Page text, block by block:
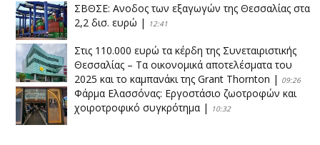
ΣΒΘΣΕ: Aνοδος των εξαγωγών της Θεσσαλίας στα
2,2 δισ. ευρώ | 12:41
Στις 110.000 ευρώ τα κέρδη της Συνεταιριστικής
Θεσσαλίας – Τα οικονομικά αποτελέσματα του
2025 και το καμπανάκι της Grant Thornton | 09:26
Φάρμα Ελασσόνας: Εργοστάσιο ζωοτροφών και
χοιροτροφικό συγκρότημα | 10:32